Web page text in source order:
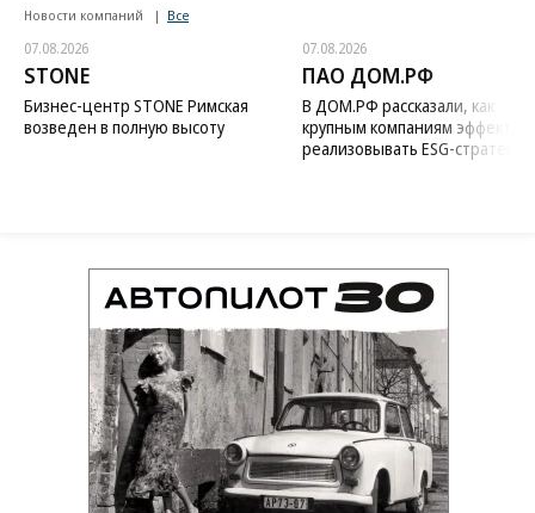
Новости компаний Все
07.08.2026
STONE
Бизнес-центр STONE Римская
возведен в полную высоту
07.08.2026
ПАО ДОМ.РФ
В ДОМ.РФ рассказали, как
крупным компаниям
реализовывать ESG-стратегию